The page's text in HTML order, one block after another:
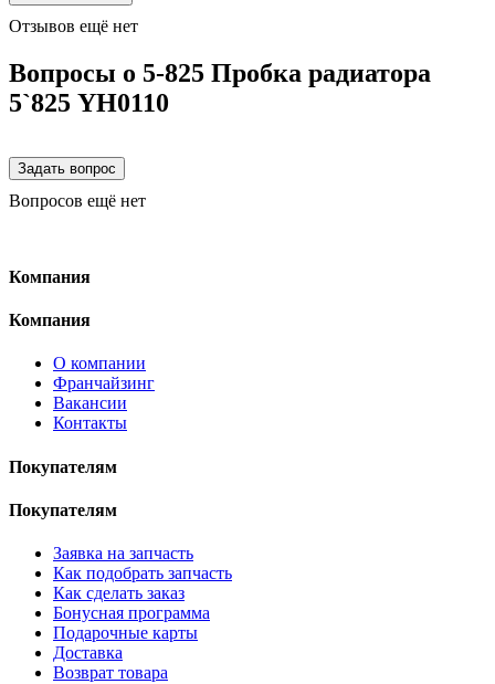
Отзывов ещё нет
Вопросы о 5-825 Пробка радиатора
5`825 YH0110
Вопросов ещё нет
Компания
Компания
О компании
Франчайзинг
Вакансии
Контакты
Покупателям
Покупателям
Заявка на запчасть
Как подобрать запчасть
Как сделать заказ
Бонусная программа
Подарочные карты
Доставка
Возврат товара